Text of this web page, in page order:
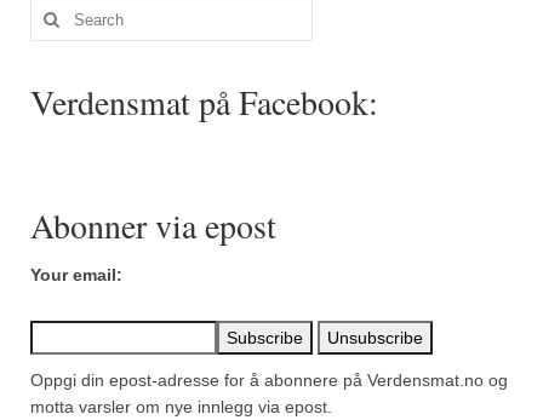
Merian
Paprikapulver, edelsøtt
Parisisk pepper
Piment d’Espelette
Search
for:
Verdensmat på Facebook:
Abonner via epost
Your email:
Oppgi din epost-adresse for å abonnere på Verdensmat.no og
motta varsler om nye innlegg via epost.